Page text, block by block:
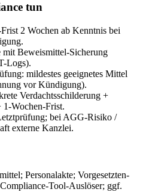
tun
2 Wochen ab Kenntnis bei
mit Beweismittel-Sicherung
Logs).
mildestes geeignetes Mittel
vor Kündigung).
Verdachtsschilderung +
Wochen-Frist.
bei AGG-Risiko /
externe Kanzlei.
Personalakte; Vorgesetzten-
Tool-Auslöser; ggf.